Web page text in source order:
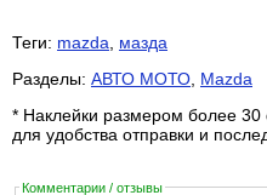
Теги: mazda
мазда
Разделы: АВТО МОТО Mazda
* Наклейки размером более 30
для удобства отправки и
Комментарии / отзывы